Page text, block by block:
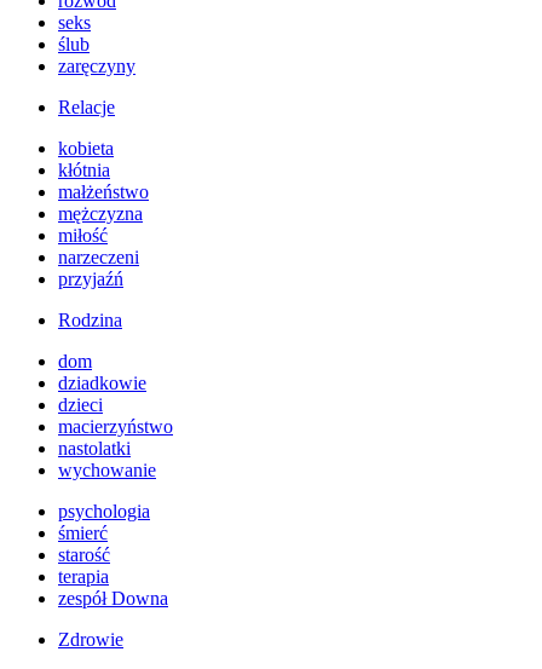
seks
ślub
zaręczyny
Relacje
kobieta
kłótnia
małżeństwo
mężczyzna
miłość
narzeczeni
przyjaźń
Rodzina
dom
dziadkowie
dzieci
macierzyństwo
nastolatki
wychowanie
psychologia
śmierć
starość
terapia
zespół Downa
Zdrowie